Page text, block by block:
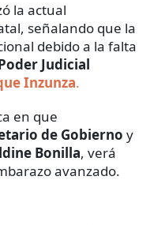
la actual
señalando que la
debido a la falta
Judicial
Inzunza.
en que
de Gobierno y
Bonilla, verá
avanzado.